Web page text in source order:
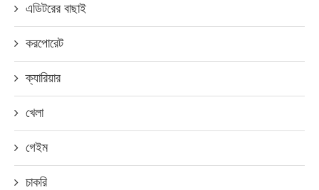
এডিটরের বাছাই
করপোরেট
ক্যারিয়ার
খেলা
গেইম
চাকরি